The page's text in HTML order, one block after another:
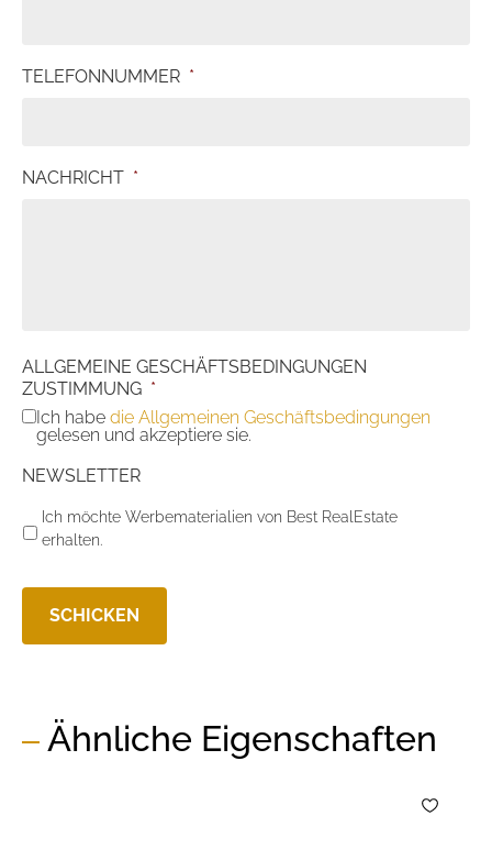
TELEFONNUMMER *
NACHRICHT *
ALLGEMEINE GESCHÄFTSBEDINGUNGEN
ZUSTIMMUNG *
Ich habe die Allgemeinen Geschäftsbedingungen
gelesen und akzeptiere sie.
NEWSLETTER
Ich möchte Werbematerialien von Best RealEstate
erhalten.
Ähnliche Eigenschaften